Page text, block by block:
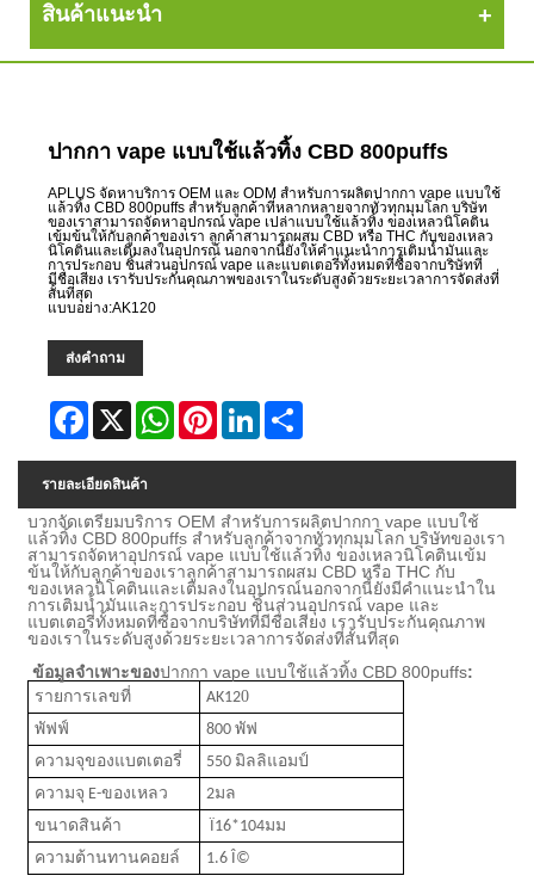
สินค้าแนะนำ
ปากกา vape แบบใช้แล้วทิ้ง CBD 800puffs
APLUS จัดหาบริการ OEM และ ODM สำหรับการผลิตปากกา vape แบบใช้
แล้วทิ้ง CBD 800puffs สำหรับลูกค้าที่หลากหลายจากทั่วทุกมุมโลก บริษัท
ของเราสามารถจัดหาอุปกรณ์ vape เปล่าแบบใช้แล้วทิ้ง ของเหลวนิโคติน
เข้มข้นให้กับลูกค้าของเรา ลูกค้าสามารถผสม CBD หรือ THC กับของเหลว
นิโคตินและเติมลงในอุปกรณ์ นอกจากนี้ยังให้คำแนะนำการเติมน้ำมันและ
การประกอบ ชิ้นส่วนอุปกรณ์ vape และแบตเตอรี่ทั้งหมดที่ซื้อจากบริษัทที่
มีชื่อเสียง เรารับประกันคุณภาพของเราในระดับสูงด้วยระยะเวลาการจัดส่งที่
สั้นที่สุด
แบบอย่าง:AK120
ส่งคำถาม
Facebook
X WhatsAppPinterestLinkedIn
รายละเอียดสินค้า
บวกจัดเตรียมบริการ OEM สำหรับการผลิตปากกา vape แบบใช้
แล้วทิ้ง CBD 800puffs สำหรับลูกค้าจากทั่วทุกมุมโลก บริษัทของเรา
สามารถจัดหาอุปกรณ์ vape แบบใช้แล้วทิ้ง ของเหลวนิโคตินเข้ม
ข้นให้กับลูกค้าของเราลูกค้าสามารถผสม CBD หรือ THC กับ
ของเหลวนิโคตินและเติมลงในอุปกรณ์นอกจากนี้ยังมีคำแนะนำใน
การเติมน้ำมันและการประกอบ ชิ้นส่วนอุปกรณ์ vape และ
แบตเตอรี่ทั้งหมดที่ซื้อจากบริษัทที่มีชื่อเสียง เรารับประกันคุณภาพ
ของเราในระดับสูงด้วยระยะเวลาการจัดส่งที่สั้นที่สุด
ข้อมูลจำเพาะของปากกา vape แบบใช้แล้วทิ้ง CBD 800puffs:
รายการเลขที่ AK120
พัฟฟ์
800 พัฟ
ความจุของแบตเตอรี่
550 มิลลิแอมป์
ความจุ E-ของเหลว
2มล
ขนาดสินค้า
Ï16*104มม
ความต้านทานคอยล์
1.6 Î©